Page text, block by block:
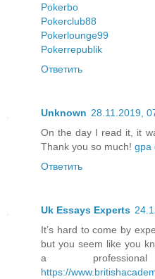
Pokerbo
Pokerclub88
Pokerlounge99
Pokerrepublik
Ответить
Unknown 28.11.2019,
On the day I read it, it
Thank you so much! gpa
Ответить
Uk Essays Experts
It’s hard to come by
but you seem like you
a
https://